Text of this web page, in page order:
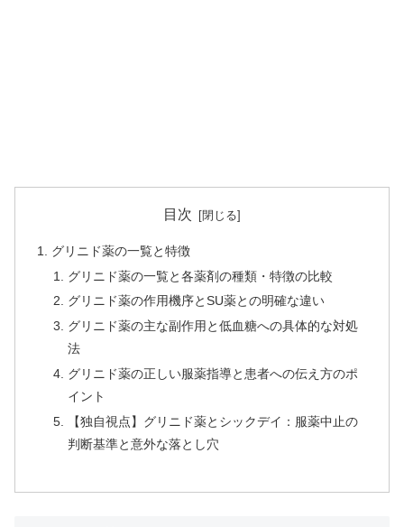
目次
グリニド薬の一覧と特徴
グリニド薬の一覧と各薬剤の種類・特徴の比較
グリニド薬の作用機序とSU薬との明確な違い
グリニド薬の主な副作用と低血糖への具体的な対処
法
グリニド薬の正しい服薬指導と患者への伝え方のポ
イント
【独自視点】グリニド薬とシックデイ：服薬中止の
判断基準と意外な落とし穴